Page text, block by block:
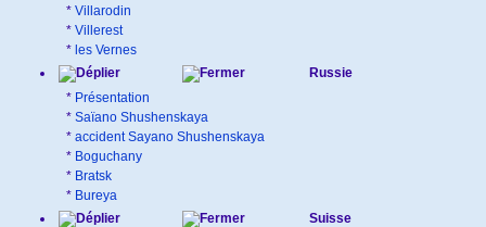
* Villarodin
* Villerest
* les Vernes
Russie
* Présentation
* Saïano Shushenskaya
* accident Sayano Shushenskaya
* Boguchany
* Bratsk
* Bureya
Suisse